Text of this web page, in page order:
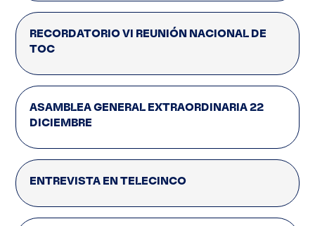
RECORDATORIO VI REUNIÓN NACIONAL DE
TOC
ASAMBLEA GENERAL EXTRAORDINARIA 22
DICIEMBRE
ENTREVISTA EN TELECINCO